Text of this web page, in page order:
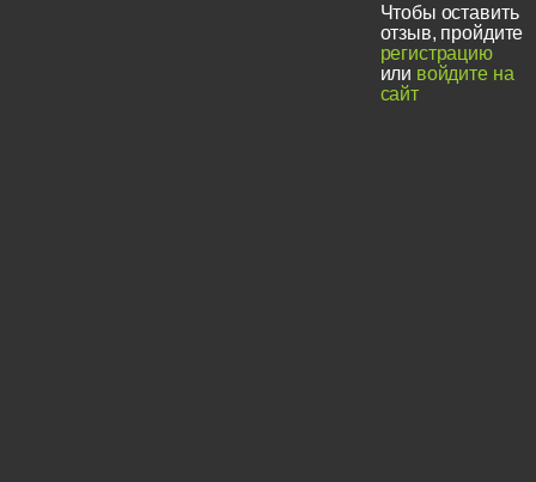
Чтобы оставить
отзыв, пройдите
регистрацию
или войдите на
сайт